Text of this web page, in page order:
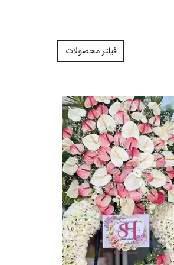
فیلتر محصولات